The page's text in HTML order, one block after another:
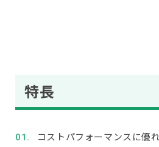
特長
コストパフォーマンスに優